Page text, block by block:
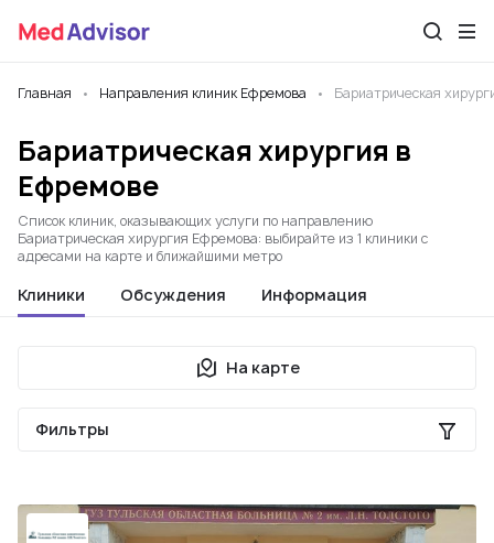
Главная Направления клиник Ефремова Бариатрическая
Бариатрическая хирургия в
Ефремове
Список клиник, оказывающих услуги по направлению
Бариатрическая хирургия Ефремова: выбирайте из 1 клиники с
адресами на карте и ближайшими метро
Клиники Обсуждения Информация
На карте
Фильтры